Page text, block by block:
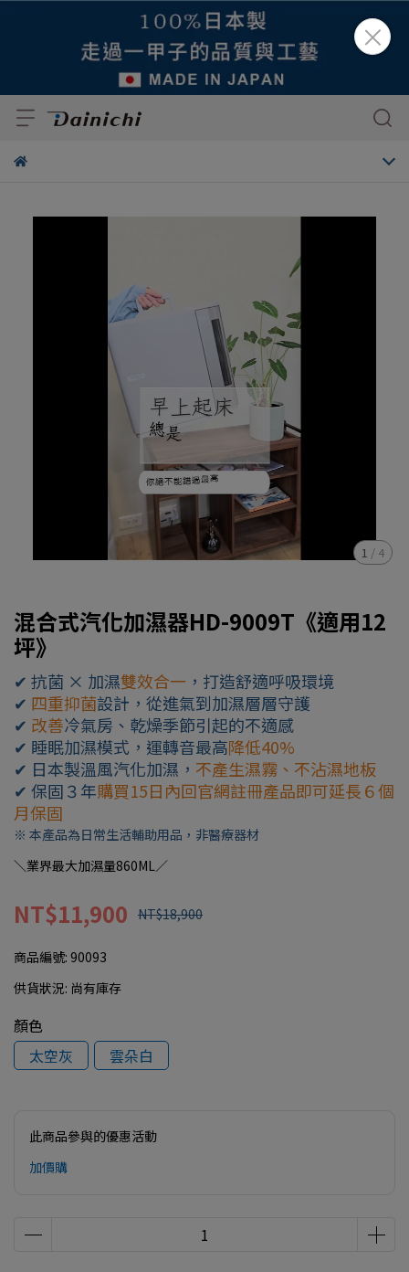
1 / 4
混合式汽化加濕器HD-9009T《適用12
坪》
✔ 抗菌 × 加濕雙效合一 ，打造舒適呼吸環境
✔ 四重抑菌設計，從進氣到加濕層層守護
✔ 改善冷氣房、乾燥季節引起的不適感
✔ 睡眠加濕模式，運轉音最高降低40%
✔ 日本製溫風汽化加濕， 不產生濕霧、不沾濕地板
✔ 保固３年購買15日內回官網註冊產品即可延長６個
月保固
※ 本產品為日常生活輔助用品，非醫療器材
＼業界最大加濕量860ML／
NT$11,900 NT$18,900
商品編號: 90093
供貨狀況: 尚有庫存
顏色
太空灰
雲朵白
此商品參與的優惠活動
加價購